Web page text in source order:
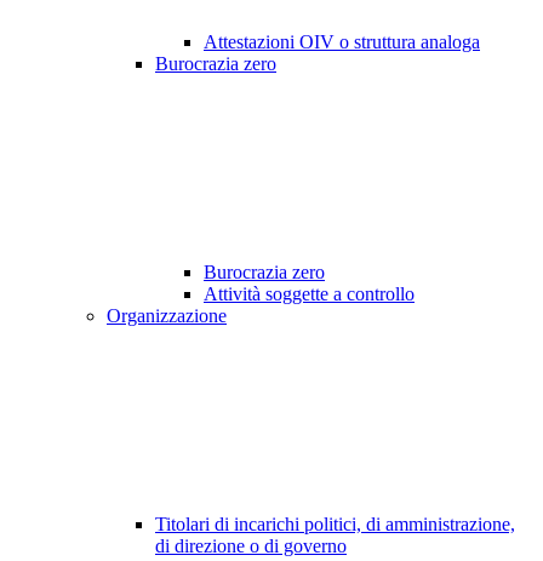
Attestazioni OIV o struttura analoga
Burocrazia zero
Burocrazia zero
Attività soggette a controllo
Organizzazione
Titolari di incarichi politici, di amministrazione,
di direzione o di governo